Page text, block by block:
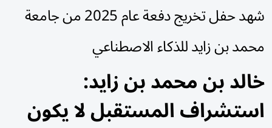
شهد حفل تخريج دفعة عام 2025 من جامعة
محمد بن زايد للذكاء الاصطناعي
خالد بن محمد بن زايد:
استشراف المستقبل لا يكون